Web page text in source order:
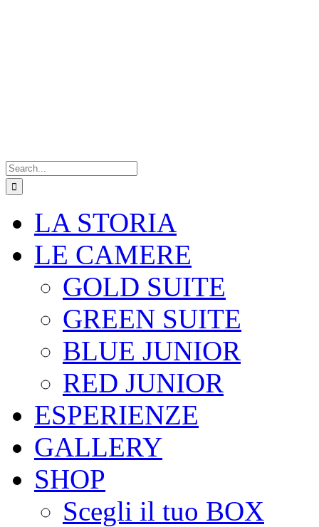
for:
LA STORIA
LE CAMERE
GOLD SUITE
GREEN SUITE
BLUE JUNIOR
RED JUNIOR
ESPERIENZE
GALLERY
SHOP
Scegli il tuo BOX